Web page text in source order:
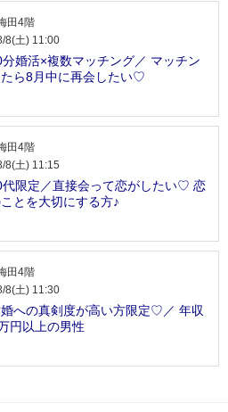
田4階
8(土) 11:00
分婚活×複数マッチング／ マッチン
ら8月中に再会したい♡
田4階
8(土) 11:15
代限定／直接会って恋がしたい♡ 恋
ことを大切にする方♪
田4階
8(土) 11:30
婚への真剣度が高い方限定♡／ 年収
円以上の男性